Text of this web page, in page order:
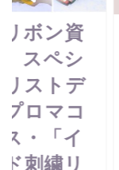
ボン資
スペシ
ストデ
ロマコ
・「イ
刺繍リ